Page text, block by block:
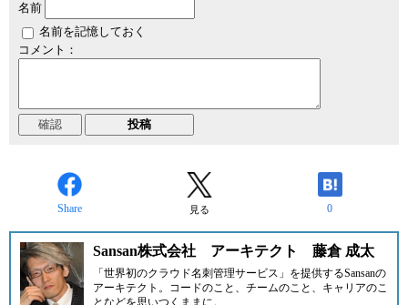
名前
名前を記憶しておく
コメント：
Share 見る 0
Sansan株式会社 アーキテクト 藤倉 成太
「世界初のクラウド名刺管理サービス」を提供するSansanの
アーキテクト。コードのこと、チームのこと、キャリアのこ
となどを思いつくままに。